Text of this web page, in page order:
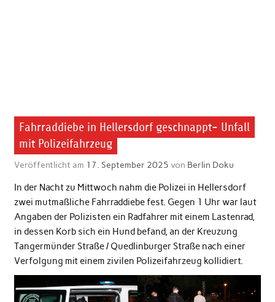
Fahrraddiebe in Hellersdorf geschnappt- Unfall
mit Polizeifahrzeug
Veröffentlicht am 17. September 2025 von Berlin Doku
In der Nacht zu Mittwoch nahm die Polizei in Hellersdorf
zwei mutmaßliche Fahrraddiebe fest. Gegen 1 Uhr war laut
Angaben der Polizisten ein Radfahrer mit einem Lastenrad,
in dessen Korb sich ein Hund befand, an der Kreuzung
Tangermünder Straße / Quedlinburger Straße nach einer
Verfolgung mit einem zivilen Polizeifahrzeug kollidiert.